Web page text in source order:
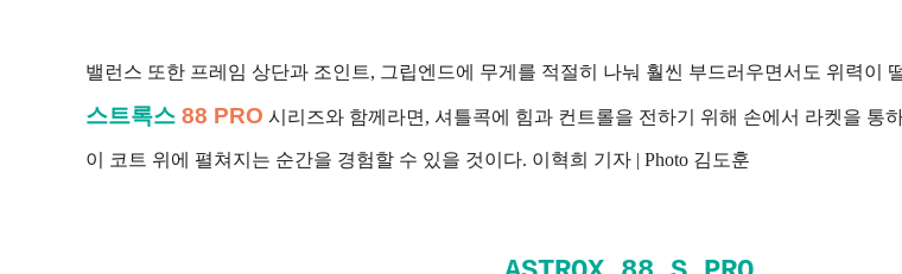
밸런스 또한 프레임 상단과 조인트, 그립엔드에 무게를 적절히 나눠 훨씬 부드러우면서도 위력이
스트록스 88 PRO 시리즈와 함께라면, 셔틀콕에 힘과 컨트롤을 전하기 위해 손에서 라켓을 통
이 코트 위에 펼쳐지는 순간을 경험할 수 있을 것이다. 이혁희 기자 | Photo 김도훈